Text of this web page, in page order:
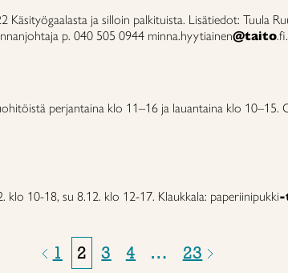
ja silloin palkituista. Lisätiedot: Tuula
p. 040 505 0944 minna.hyytiainen@taito
perjantaina klo 11–16 ja lauantaina klo 10–15.
10-18, su 8.12. klo 12-17. Klaukkala: paperiinipukki
1 2 3 4 … 23